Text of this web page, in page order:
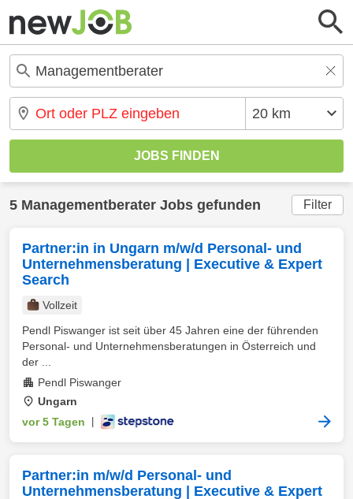
5 Managementberater Jobs gefunden Filter
Partner:in in Ungarn m/w/d Personal- und
Unternehmensberatung | Executive & Expert
Search
Vollzeit
Pendl Piswanger ist seit über 45 Jahren eine der führenden
Personal- und Unternehmensberatungen in Österreich und
der ...
Pendl Piswanger
Ungarn
vor 5 Tagen
Partner:in m/w/d Personal- und
Unternehmensberatung | Executive & Expert